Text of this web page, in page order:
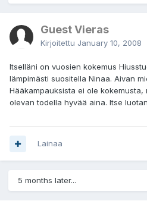
Guest Vieras
Kirjoitettu January 10, 2008
Itselläni on vuosien kokemus
lämpimästi suositella Ninaa. Aivan
Hääkampauksista ei ole
olevan todella hyvää aina. Itse
Lainaa
5 months later...